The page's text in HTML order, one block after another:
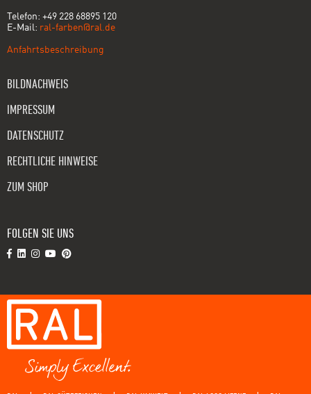
Telefon: +49 228 68895 120
E-Mail: ral-farben@ral.de
Anfahrtsbeschreibung
BILDNACHWEIS
IMPRESSUM
DATENSCHUTZ
RECHTLICHE HINWEISE
ZUM SHOP
FOLGEN SIE UNS